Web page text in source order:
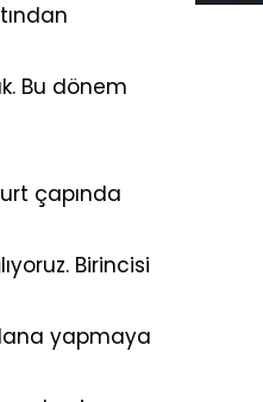
Bu dönem
çapında
Birincisi
yapmaya